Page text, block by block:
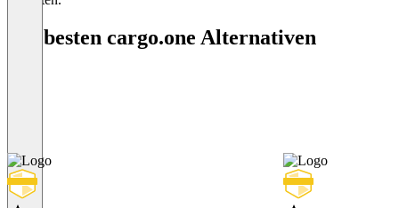
Die besten cargo.one Alternativen